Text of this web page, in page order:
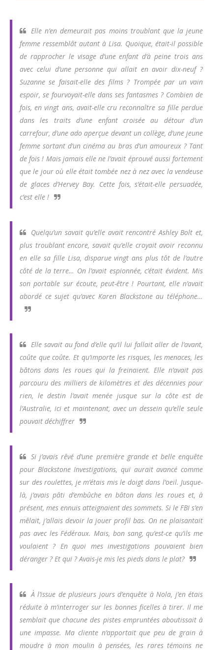
Elle n’en demeurait pas moins troublant que la jeune
femme ressemblât autant à Lisa. Quoique, était-il possible
de rapprocher le visage d’une enfant d’à peine trois ans
avec celui d’une personne qui allait en avoir dix-neuf ?
Suzanne se faisait-elle des films ? Trompée par un vain
espoir, se fourvoyait-elle dans ses fantasmes ? Combien de
fois, en vingt ans, avait-elle cru reconnaître sa fille perdue
dans les traits d’une enfant croisée au détour d’un
carrefour, d’une ado aperçue devant un collège, d’une jeune
femme sortant d’un cinéma au bras d’un amoureux ? Tant
de fois ! Mais jamais elle ne l’avait éprouvé aussi fortement
que le jour où elle était tombée nez à nez avec la vendeuse
de glaces d’Hervey Bay. Cette fois, s’était-elle persuadée,
c’est elle !
Quelqu’un savait qu’elle avait rencontré Ashley Bolt et,
plus troublant encore, savait qu’elle croyait avoir reconnu
en elle sa fille Lisa, disparue vingt ans plus tôt de l’autre
côté de la terre… On l’avait espionnée, c’était évident. Mis
son portable sur écoute, peut-être ! Pourtant, elle n’avait
abordé ce sujet qu’avec Karen Blackstone au téléphone…
Elle savait au fond d’elle qu’il lui fallait aller de l’avant,
coûte que coûte. Et qu’importe les risques, les menaces, les
bâtons dans les roues qui la freinaient. Elle n’avait pas
parcouru des milliers de kilomètres et des décennies pour
rien, le destin l’avait menée jusque sur la côte est de
l’Australie, ici et maintenant, avec un dessein qu’elle seule
pouvait déchiffrer
Si j’avais rêvé d’une première grande et belle enquête
pour Blackstone Investigations, qui aurait avancé comme
sur des roulettes, je m’étais mis le doigt dans l’oeil. Jusque-
là, j’avais pâti d’embûche en bâton dans les roues et, à
présent, mes ennuis atteignaient des sommets. Si le FBI s’en
mêlait, j’allais devoir la jouer profil bas. On ne plaisantait
pas avec les Fédéraux. Mais, bon sang, qu’est-ce qu’ils me
voulaient ? En quoi mes investigations pouvaient bien
déranger ? Et qui ? Avais-je mis les pieds dans le plat?
À l’issue de plusieurs jours d’enquête à Nola, j’en étais
réduite à m’interroger sur les bonnes ficelles à tirer. Il me
semblait que chacune des pistes empruntées aboutissait à
une impasse. Ma cliente n’apportait que peu de grain à
moudre à mon moulin à pensées, les rares témoins ne